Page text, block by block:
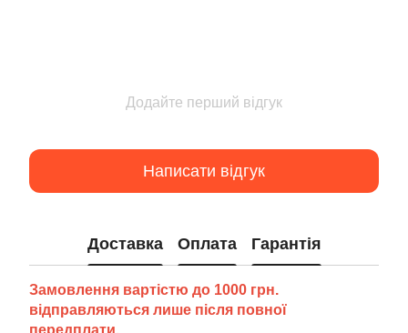
Додайте перший відгук
Написати відгук
Доставка Оплата Гарантія
Замовлення вартістю до 1000 грн.
відправляються лише після повної
передплати.